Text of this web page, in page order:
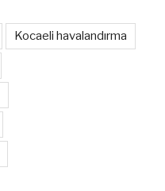
Kocaeli havalandırma